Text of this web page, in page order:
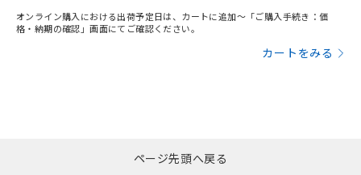
オンライン購入における出荷予定日は、カートに追加～「ご購入手続き：価
格・納期の確認」画面にてご確認ください。
カートをみる
ページ先頭へ戻る